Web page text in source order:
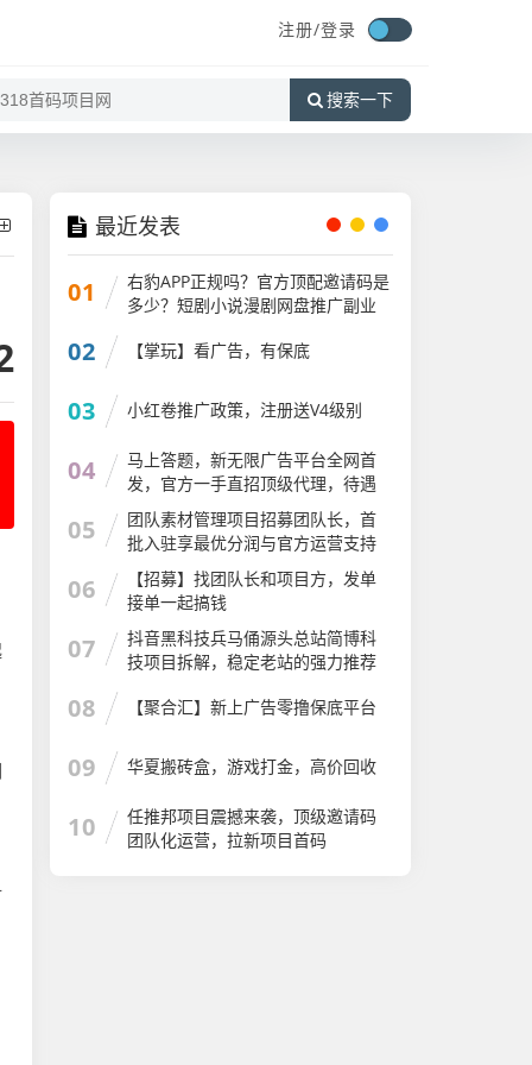
注册/登录
搜索一下
最近发表
01
右豹APP正规吗？官方顶配邀请码是
多少？短剧小说漫剧网盘推广副业
02 【掌玩】看广告，有保底
03 小红卷推广政策，注册送V4级别
04
马上答题，新无限广告平台全网首
发，官方一手直招顶级代理，待遇
拉满
05
团队素材管理项目招募团队长，首
批入驻享最优分润与官方运营支持
06
【招募】找团队长和项目方，发单
接单一起搞钱
07
抖音黑科技兵马俑源头总站简博科
技项目拆解，稳定老站的强力推荐
08 【聚合汇】新上广告零撸保底平台
09 华夏搬砖盒，游戏打金，高价回收
10
任推邦项目震撼来袭，顶级邀请码
团队化运营，拉新项目首码